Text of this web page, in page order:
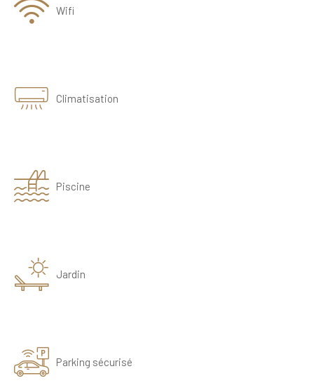
Wifi
Climatisation
Piscine
Jardin
Parking sécurisé